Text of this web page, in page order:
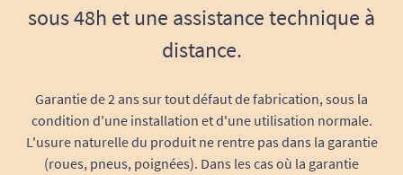
répétés.
Diamètre du canal principal : 2 x 2 cm
Diamètre du canal inférieur : 0,8 x 0,8 cm
Matière : 80% PVC 20% NBR
sous 48h et une assistance technique à
distance.
Garantie de 2 ans sur tout défaut de fabrication, sous la
condition d'une installation et d'une utilisation normale.
L'usure naturelle du produit ne rentre pas dans la garantie
(roues, pneus, poignées). Dans les cas où la garantie